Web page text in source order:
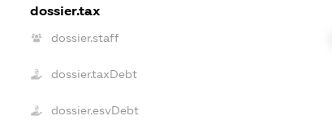
dossier.tax
dossier.staff
dossier.taxDebt
dossier.esvDebt